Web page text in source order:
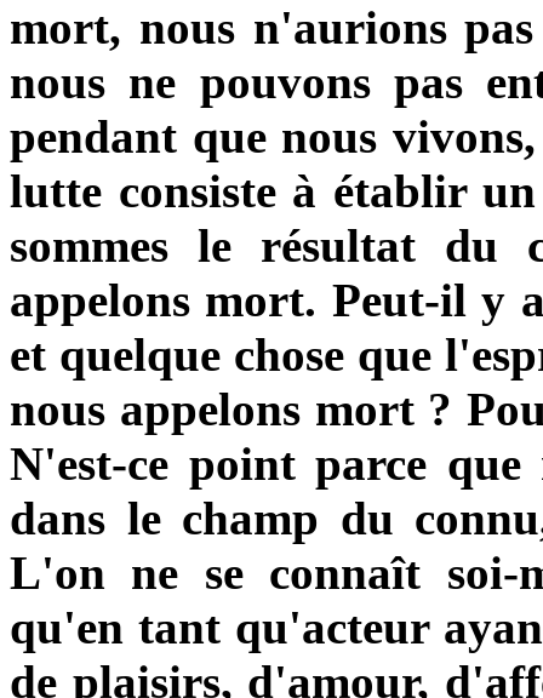
mort, nous n'aurions
nous ne pouvons pas
pendant que nous
lutte consiste à établir
sommes le résultat du
appelons mort. Peut-il y
et quelque chose que
nous appelons mort ?
N'est-ce point parce
dans le champ du
L'on ne se connaît soi-
qu'en tant qu'acteur
de plaisirs, d'amour,